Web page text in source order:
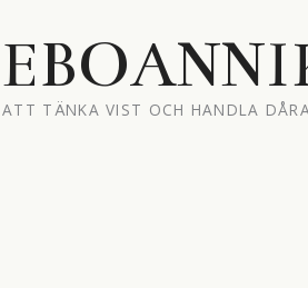
TÄNKA VIST OCH HANDLA